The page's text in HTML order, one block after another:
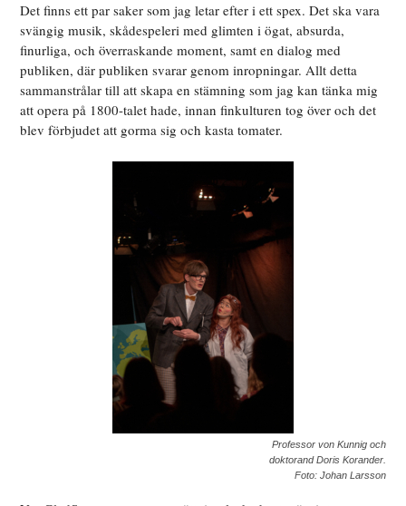
Det finns ett par saker som jag letar efter i ett spex. Det ska vara
svängig musik, skådespeleri med glimten i ögat, absurda,
finurliga, och överraskande moment, samt en dialog med
publiken, där publiken svarar genom inropningar. Allt detta
sammanstrålar till att skapa en stämning som jag kan tänka mig
att opera på 1800-talet hade, innan finkulturen tog över och det
blev förbjudet att gorma sig och kasta tomater.
Professor von Kunnig och
doktorand Doris Korander.
Foto: Johan Larsson